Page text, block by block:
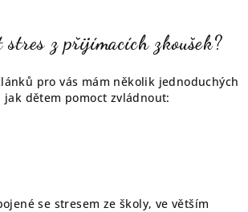
z přijímacích zkoušek?
pro vás mám několik jednoduchých
dětem pomoct zvládnout:
se stresem ze školy, ve větším